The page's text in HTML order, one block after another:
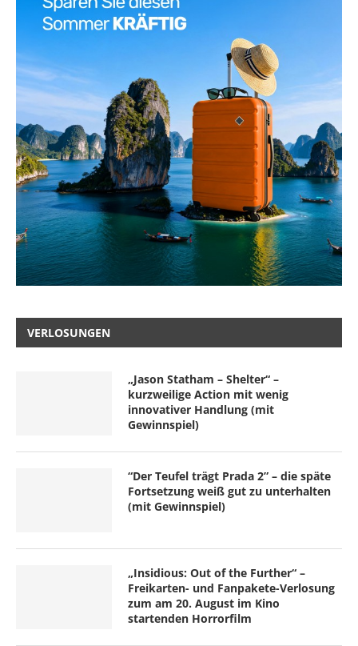
VERLOSUNGEN
„Jason Statham – Shelter“ –
kurzweilige Action mit wenig
innovativer Handlung (mit
Gewinnspiel)
“Der Teufel trägt Prada 2” – die späte
Fortsetzung weiß gut zu unterhalten
(mit Gewinnspiel)
„Insidious: Out of the Further“ –
Freikarten- und Fanpakete-Verlosung
zum am 20. August im Kino
startenden Horrorfilm